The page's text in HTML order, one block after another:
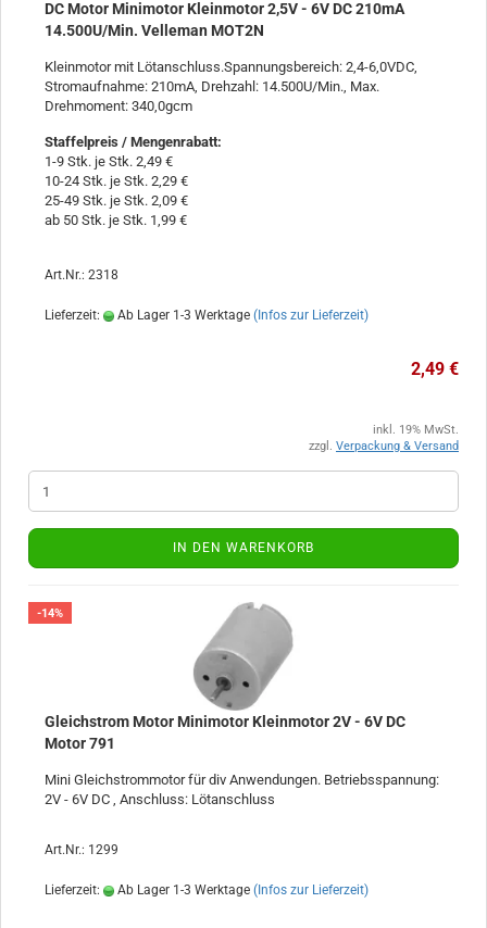
DC Motor Minimotor Kleinmotor 2,5V - 6V DC 210mA
14.500U/Min. Velleman MOT2N
Kleinmotor mit Lötanschluss.Spannungsbereich: 2,4-6,0VDC,
Stromaufnahme: 210mA, Drehzahl: 14.500U/Min., Max.
Drehmoment: 340,0gcm
Staffelpreis / Mengenrabatt:
1-9 Stk. je Stk. 2,49 €
10-24 Stk. je Stk. 2,29 €
25-49 Stk. je Stk. 2,09 €
ab 50 Stk. je Stk. 1,99 €
Art.Nr.: 2318
Lieferzeit: Ab Lager 1-3 Werktage (Infos zur Lieferzeit)
2,49 €
inkl. 19% MwSt.
zzgl. Verpackung & Versand
IN DEN WARENKORB
-14%
Gleichstrom Motor Minimotor Kleinmotor 2V - 6V DC
Motor 791
Mini Gleichstrommotor für div Anwendungen. Betriebsspannung:
2V - 6V DC , Anschluss: Lötanschluss
Art.Nr.: 1299
Lieferzeit: Ab Lager 1-3 Werktage (Infos zur Lieferzeit)